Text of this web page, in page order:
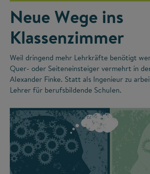
Neue Wege ins
Klassenzimmer
Weil dringend mehr Lehrkräfte benötigt
Quer- oder Seiteneinsteiger vermehrt in
Alexander Finke. Statt als Ingenieur zu
Lehrer für berufsbildende Schulen.